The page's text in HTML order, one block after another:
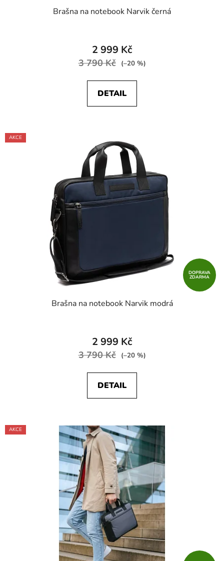
Brašna na notebook Narvik černá
2 999 Kč
3 790 Kč (–20 %)
DETAIL
AKCE
DOPRAVA
ZDARMA
Brašna na notebook Narvik modrá
2 999 Kč
3 790 Kč (–20 %)
DETAIL
AKCE